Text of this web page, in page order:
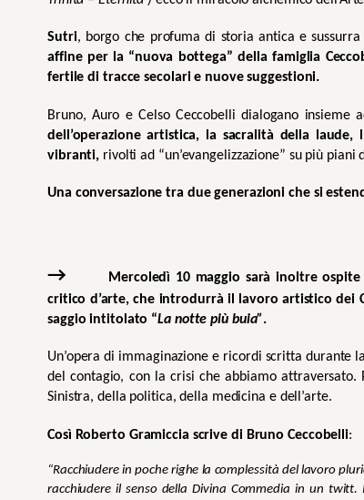
Sutri, borgo che profuma di storia antica e
affine per la “nuova bottega” della famiglia
fertile di tracce secolari e nuove suggestioni.
Bruno, Auro e Celso Ceccobelli dialogano
dell’operazione artistica, la sacralità della
vibranti, rivolti ad “un’evangelizzazione” su più piani
Una conversazione tra due generazioni che si
→ Mercoledì 10 maggio sarà inoltre ospite al
critico d’arte, che introdurrà il lavoro artistico dei
saggio intitolato “La notte più buia”.
Un’opera di immaginazione e ricordi scritta durante
del contagio, con la crisi che abbiamo attraversato.
Sinistra, della politica, della medicina e dell’arte.
Così Roberto Gramiccia scrive di Bruno Ceccobelli:
“Racchiudere in poche righe la complessità del lavoro
racchiudere il senso della Divina Commedia in un